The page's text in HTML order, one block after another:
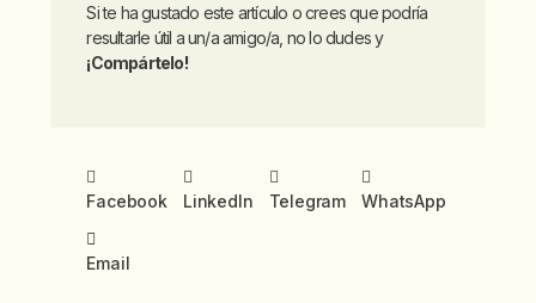
Si te ha gustado este artículo o crees que podría
resultarle útil a un/a amigo/a, no lo dudes y
¡Compártelo!
Facebook LinkedIn Telegram WhatsApp
Email